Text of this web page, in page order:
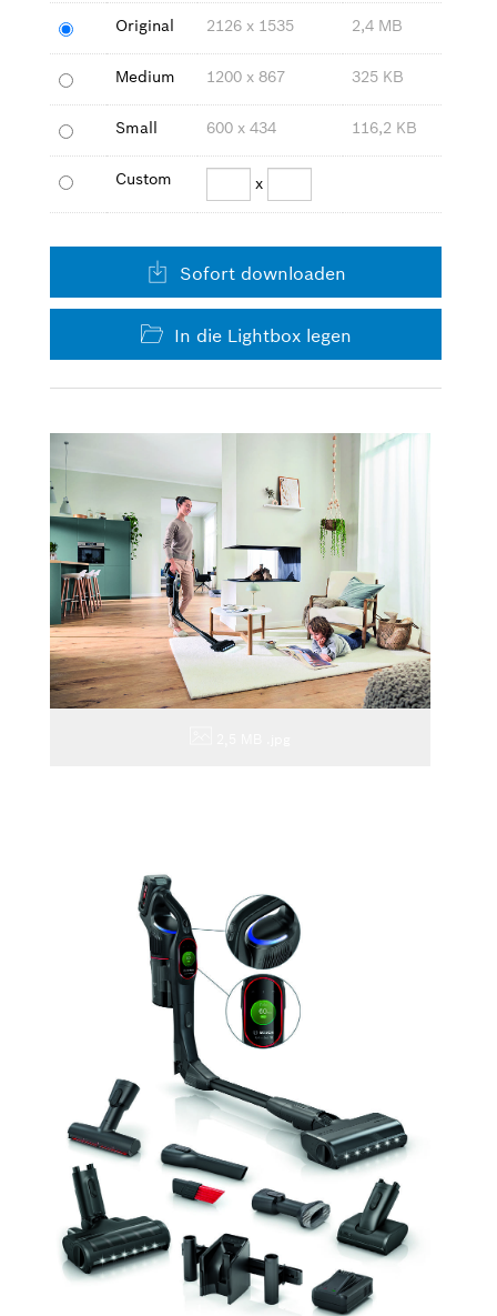
Original 2126 x 1535 2,4 MB
Medium 1200 x 867 325 KB
Small 600 x 434 116,2 KB
Custom x
Sofort downloaden
In die Lightbox legen